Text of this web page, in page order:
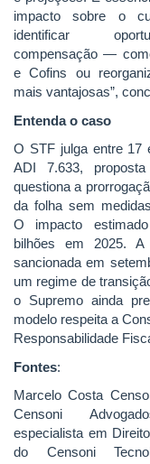
impacto sobre o
identificar
compensação —
e Cofins ou
mais vantajosas”,
Entenda o caso
O STF julga entre 17
ADI 7.633,
questiona a
da folha sem
O impacto
bilhões em 2025. A
sancionada em
um regime de
o Supremo ainda
modelo respeita a
Responsabilidade
Fontes:
Marcelo Costa
Censoni
especialista em
do Censoni